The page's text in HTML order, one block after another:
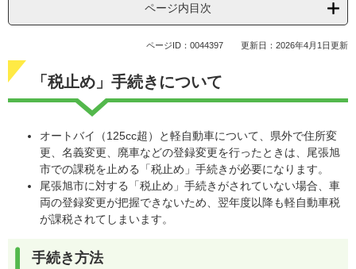
ページ内目次
ページID：0044397 更新日：2026年4月1日更新
「税止め」手続きについて
オートバイ（125cc超）と軽自動車について、県外で住所変
更、名義変更、廃車などの登録変更を行ったときは、尾張旭
市での課税を止める「税止め」手続きが必要になります。
尾張旭市に対する「税止め」手続きがされていない場合、車
両の登録変更が把握できないため、翌年度以降も軽自動車税
が課税されてしまいます。
手続き方法